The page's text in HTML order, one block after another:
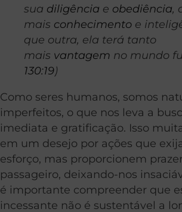
sua diligência e obediência,
mais conhecimento e
que outra, ela terá tanto
mais vantagem no mundo
130:19)
Como seres humanos, somos
imperfeitos, o que nos leva a
imediata e gratificação. Isso
em um desejo por ações que
esforço, mas proporcionem
passageiro, deixando-nos
é importante compreender que
incessante não é sustentável a